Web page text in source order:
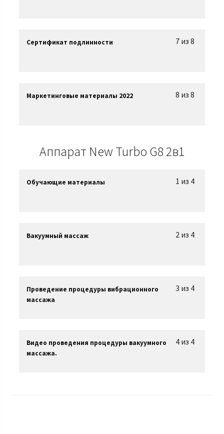
7 из 8
Сертификат подлинности
8 из 8
Маркетинговые материалы 2022
Аппарат New Turbo G8 2в1
1 из 4
Обучающие материалы
2 из 4
Вакуумный массаж
3 из 4
Проведение процедуры вибрационного
массажа
4 из 4
Видео проведения процедуры вакуумного
массажа.